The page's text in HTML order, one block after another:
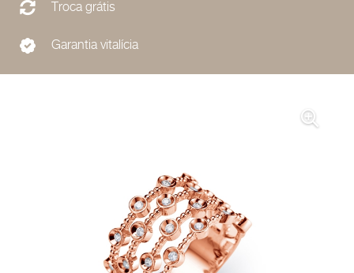
Troca grátis
Garantia vitalícia